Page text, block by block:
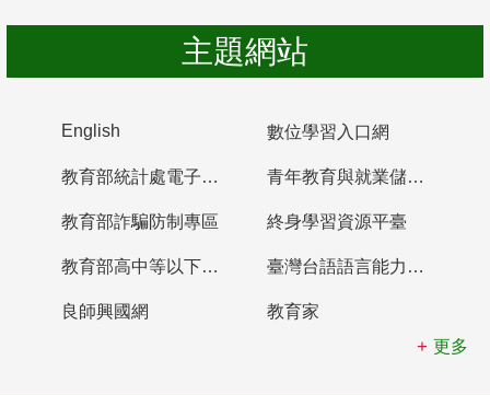
主題網站
English 數位學習入口網
教育部統計處電子書櫃 青年教育與就業儲蓄帳戶
教育部詐騙防制專區 終身學習資源平臺
教育部高中等以下學校及幼兒園教師資格檢定考試 臺灣台語語言能力認證網站
良師興國網
教育家
更多